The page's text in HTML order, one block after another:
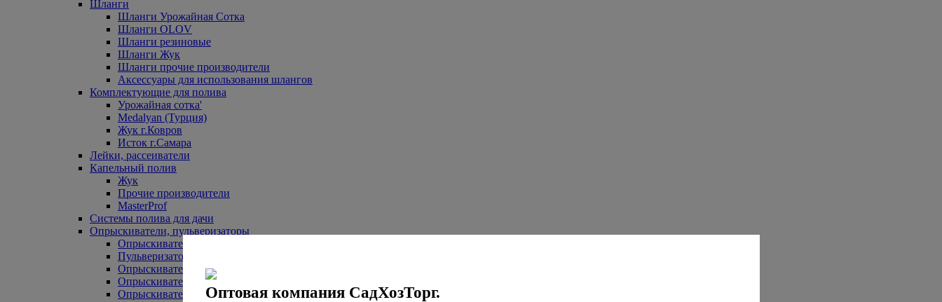
Шланги
Шланги Урожайная Сотка
Шланги OLOV
Шланги резиновые
Шланги Жук
Шланги прочие производители
Аксессуары для использования шлангов
Комплектующие для полива
Урожайная сотка'
Medalyan (Турция)
Жук г.Ковров
Исток г.Самара
Лейки, рассеиватели
Капельный полив
Жук
Прочие производители
MasterProf
Системы полива для дачи
Опрыскиватели, пульверизаторы
Опрыскиватели аккумуляторные
Пульверизаторы прочие
Опрыскиватели Урожайная сотка
Опрыскиватели Жук
Опрыскиватели прочиеОптовая компания СадХозТорг.